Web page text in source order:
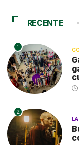
RECENTE
1
2